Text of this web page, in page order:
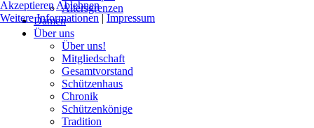
Altersgrenzen
Damen
Über uns
Über uns!
Mitgliedschaft
Gesamtvorstand
Schützenhaus
Chronik
Schützenkönige
Tradition
Akzeptieren Ablehnen
Weitere Informationen | Impressum